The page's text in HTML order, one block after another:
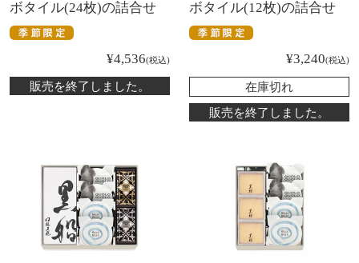
ボタイル(24枚)の詰合せ
¥4,536 税込
販売を終了しました。
ボタイル(12枚)の詰合せ
¥3,240 税込
在庫切れ
販売を終了しました。